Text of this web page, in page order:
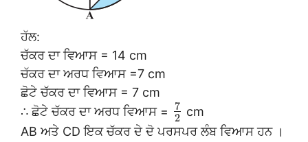
ਹੱਲ:
ਚੱਕਰ ਦਾ ਵਿਆਸ = 14 cm
ਚੱਕਰ ਦਾ ਅਰਧ ਵਿਆਸ =7 cm
ਛੋਟੇ ਚੱਕਰ ਦਾ ਵਿਆਸ = 7 cm
∴ ਛੋਟੇ ਚੱਕਰ ਦਾ ਅਰਧ ਵਿਆਸ =
7
2 cm
AB ਅਤੇ CD ਇਕ ਚੱਕਰ ਦੇ ਦੋ ਪਰਸਪਰ ਲੰਬ ਵਿਆਸ ਹਨ ।